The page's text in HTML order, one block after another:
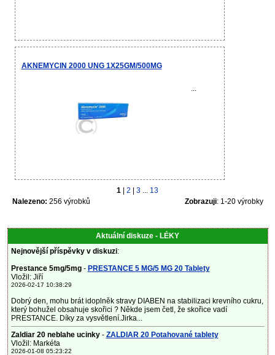
AKNEMYCIN 2000 UNG 1X25GM/500MG
...
1 2 3 ... 13
Nalezeno: 256 výrobků Zobrazuji: 1-20 výrobky
Aktuální diskuze - LÉKY
Nejnovější příspěvky v diskuzi:
Prestance 5mg/5mg- PRESTANCE 5 MG/5 MG 20 Tablety
Vložil: Jiří
2026-02-17 10:38:29
Dobrý den, mohu brát idoplněk stravy DIABEN na stabilizaci krevního cukru,
který bohužel obsahuje skořici ? Někde jsem četl, že skořice vadí
PRESTANCE. Díky za vysvětlení.Jirka...
Zaldiar 20 neblahe ucinky- ZALDIAR 20 Potahované tablety
Vložil: Markéta
2026-01-08 05:23:22